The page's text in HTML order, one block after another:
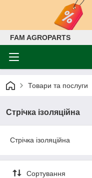
FAM AGROPARTS
Товари та послуги
Стрічка ізоляційна
Стрічка ізоляційна
Сортування